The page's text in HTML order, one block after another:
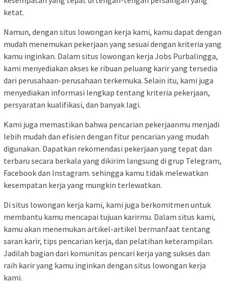
ketat.
Namun, dengan situs lowongan kerja kami, kamu dapat dengan
mudah menemukan pekerjaan yang sesuai dengan kriteria yang
kamu inginkan. Dalam situs lowongan kerja Jobs Purbalingga,
kami menyediakan akses ke ribuan peluang karir yang tersedia
dari perusahaan-perusahaan terkemuka. Selain itu, kami juga
menyediakan informasi lengkap tentang kriteria pekerjaan,
persyaratan kualifikasi, dan banyak lagi.
Kami juga memastikan bahwa pencarian pekerjaanmu menjadi
lebih mudah dan efisien dengan fitur pencarian yang mudah
digunakan. Dapatkan rekomendasi pekerjaan yang tepat dan
terbaru secara berkala yang dikirim langsung di grup Telegram,
Facebook dan Instagram. sehingga kamu tidak melewatkan
kesempatan kerja yang mungkin terlewatkan.
Di situs lowongan kerja kami, kami juga berkomitmen untuk
membantu kamu mencapai tujuan karirmu. Dalam situs kami,
kamu akan menemukan artikel-artikel bermanfaat tentang
saran karir, tips pencarian kerja, dan pelatihan keterampilan.
Jadilah bagian dari komunitas pencari kerja yang sukses dan
raih karir yang kamu inginkan dengan situs lowongan kerja
kami.